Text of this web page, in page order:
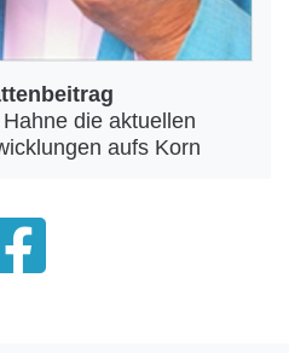
die aktuellen
aufs Korn